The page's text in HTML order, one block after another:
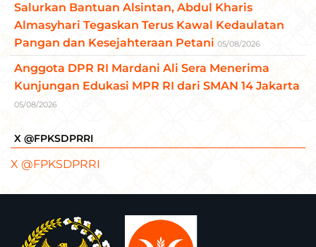
Salurkan Bantuan Alsintan, Abdul Kharis
Almasyhari Tegaskan Terus Kawal Kedaulatan
Pangan dan Kesejahteraan Petani 05/08/2026
Anggota DPR RI Mardani Ali Sera Menerima
Kunjungan Edukasi MPR RI dari SMAN 14 Jakarta
05/08/2026
X @FPKSDPRRI
X @FPKSDPRRI